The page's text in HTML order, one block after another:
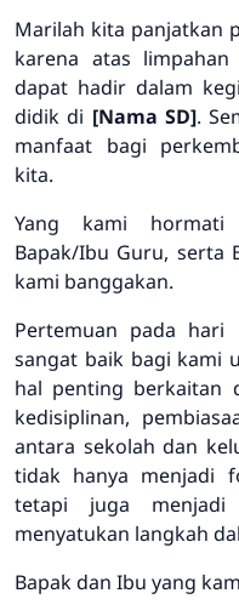
Marilah kita panjatkan
karena atas
dapat hadir dalam
didik di [Nama SD].
manfaat bagi
kita.
Yang kami hormati
Bapak/Ibu Guru, serta
kami banggakan.
Pertemuan pada hari
sangat baik bagi kami
hal penting berkaitan
kedisiplinan,
antara sekolah dan
tidak hanya menjadi
tetapi juga menjadi
menyatukan langkah
Bapak dan Ibu yang